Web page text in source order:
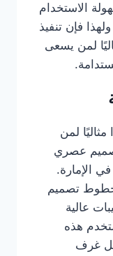
الاستخدام
فإن تنفيذ
لمن يسعى
لمن
عصري
الإمارة.
خطوط تصميم
عالية
هذه
غرف